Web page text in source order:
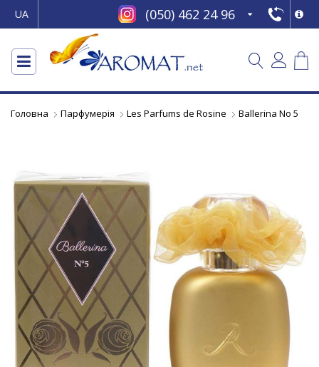
UA (050) 462 24 96
Головна Парфумерія Les Parfums de Rosine Ballerina No 5